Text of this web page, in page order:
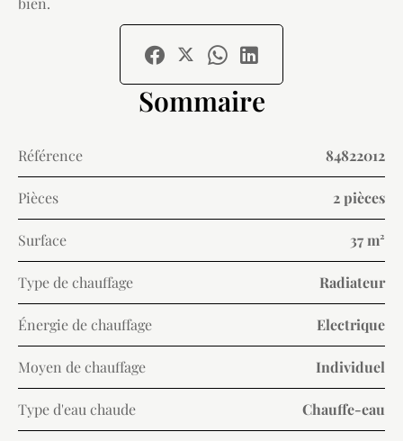
Sommaire
Référence 84822012
Pièces 2 pièces
Surface 37 m²
Type de chauffage Radiateur
Énergie de chauffage Electrique
Moyen de chauffage Individuel
Type d'eau chaude Chauffe-eau